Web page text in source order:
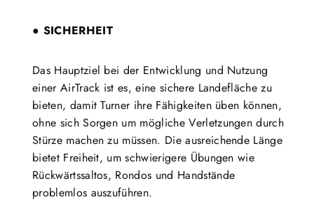
● SICHERHEIT
Das Hauptziel bei der Entwicklung und Nutzung
einer AirTrack ist es, eine sichere Landefläche zu
bieten, damit Turner ihre Fähigkeiten üben können,
ohne sich Sorgen um mögliche Verletzungen durch
Stürze machen zu müssen. Die ausreichende Länge
bietet Freiheit, um schwierigere Übungen wie
Rückwärtssaltos, Rondos und Handstände
problemlos auszuführen.